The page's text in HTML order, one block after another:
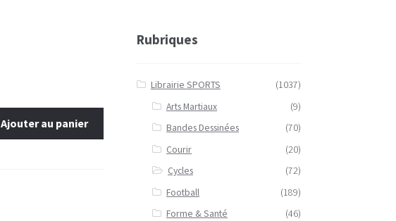
Ajouter au panier
Rubriques
Librairie SPORTS
(1037)
Arts Martiaux
(9)
Bandes Dessinées
(70)
Courir
(20)
Cycles
(72)
Football
(189)
Forme & Santé
(46)